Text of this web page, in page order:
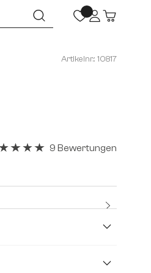
Artikelnr.: 10817
9 Bewertungen